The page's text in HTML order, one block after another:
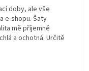
doby, ale vše
e-shopu. Šaty
mě příjemně
a ochotná. Určitě